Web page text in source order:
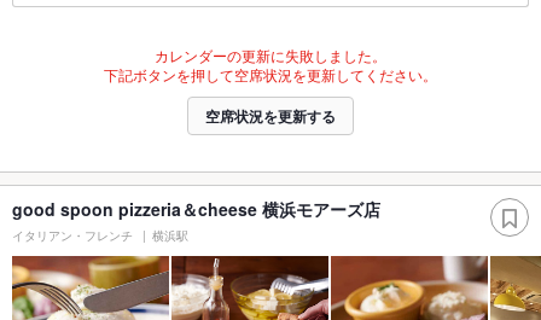
カレンダーの更新に失敗しました。
下記ボタンを押して空席状況を更新してください。
空席状況を更新する
good spoon pizzeria＆cheese 横浜モアーズ店
イタリアン・フレンチ 横浜駅